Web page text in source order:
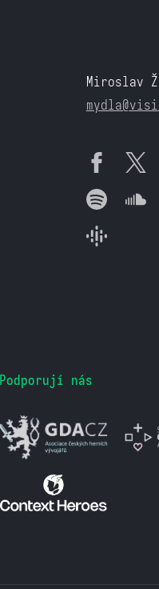
Miroslav
Podporují nás